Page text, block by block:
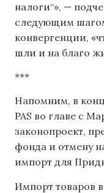
налоги“», —
следующим
конвергенции,
шли и на благо
***
Напомним, в
PAS во главе с
законопроект,
фонда и отмену
импорт для
Импорт товаров